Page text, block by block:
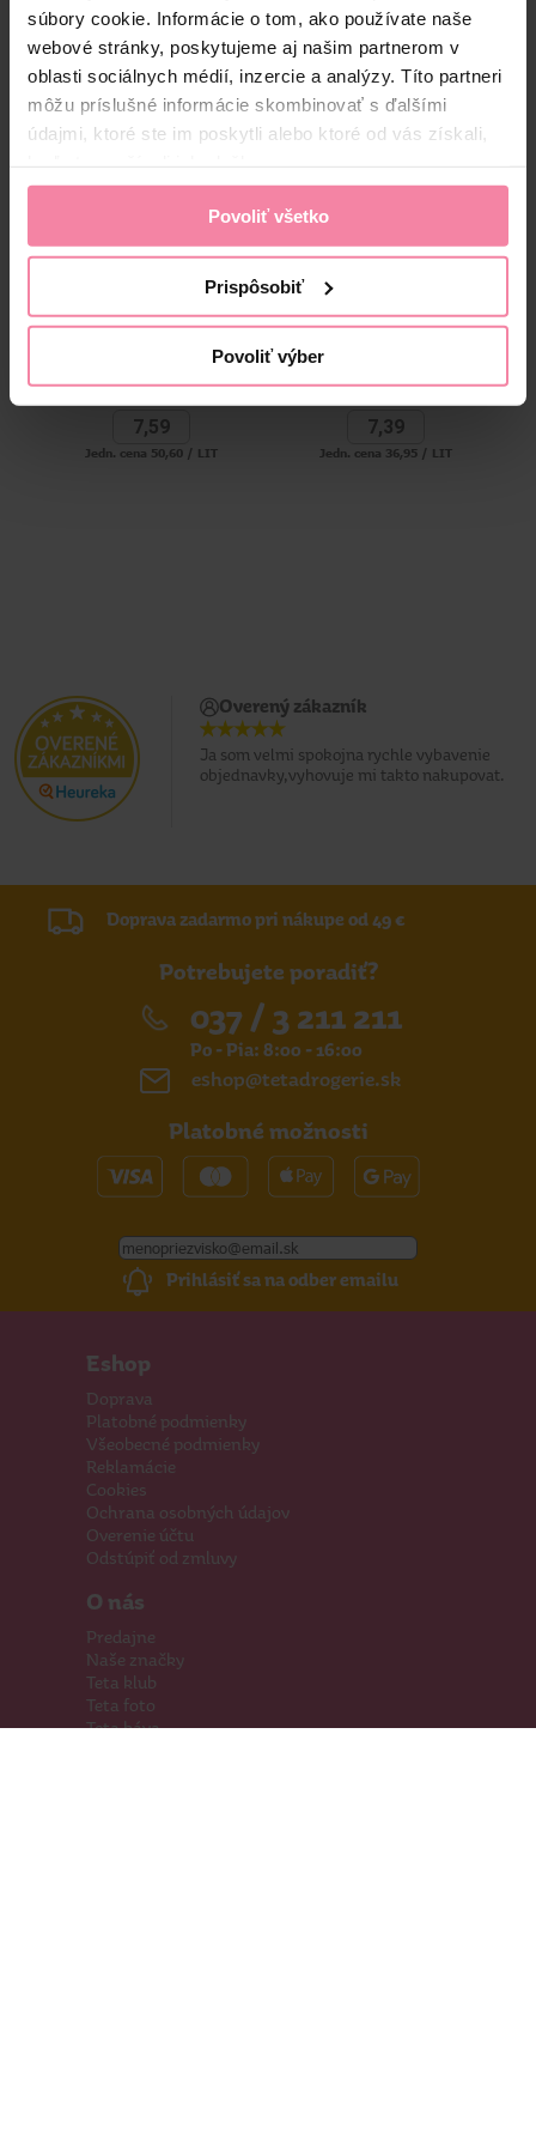
súbory cookie. Informácie o tom, ako používate naše
webové stránky, poskytujeme aj našim partnerom v
oblasti sociálnych médií, inzercie a analýzy. Títo partneri
môžu príslušné informácie skombinovať s ďalšími
údajmi, ktoré ste im poskytli alebo ktoré od vás získali,
Povoliť všetko
Prispôsobiť
Povoliť výber
High-contrast mode
Alternatívne produkty
Taft x Gliss Heat Protection
7,59
Jedn. cena 50,60 / LIT
Syoss sprej Keratin Heat
7,39
Jedn. cena 36,95 / LIT
Overený zákazník
Ja som velmi spokojna rychle vybavenie
objednavky,vyhovuje mi takto nakupovat.
Doprava zadarmo pri nákupe od 49 €
Potrebujete poradiť?
037 / 3 211 211
Po - Pia: 8:00 - 16:00
eshop@tetadrogerie.sk
Platobné možnosti
Prihlásiť sa na odber emailu
Eshop
Doprava
Platobné podmienky
Všeobecné podmienky
Reklamácie
Cookies
Ochrana osobných údajov
Overenie účtu
Odstúpiť od zmluvy
O nás
Predajne
Naše značky
Teta klub
Teta foto
Teta káva